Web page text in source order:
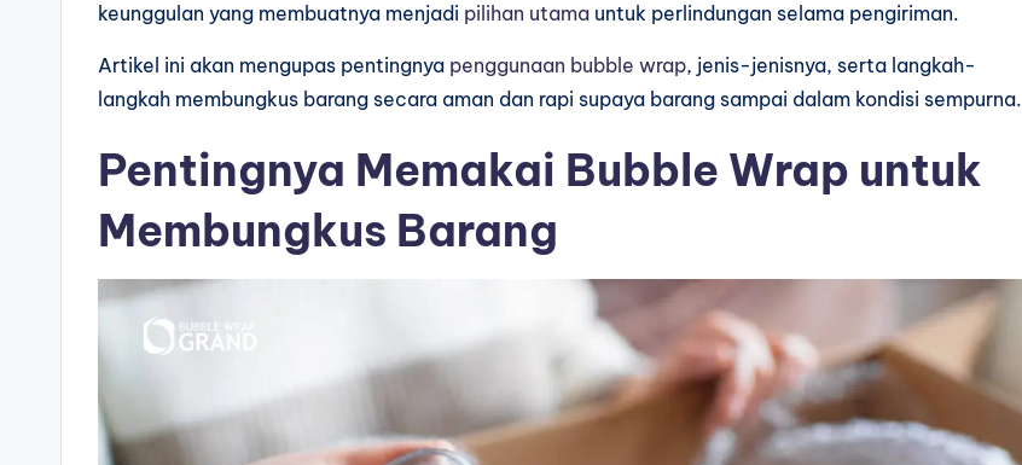
keunggulan yang membuatnya menjadi pilihan utama untuk perlindungan selama pengiriman.
Artikel ini akan mengupas pentingnya penggunaan bubble wrap, jenis-jenisnya, serta langkah-
langkah membungkus barang secara aman dan rapi supaya barang sampai dalam kondisi sempurna.
Pentingnya Memakai Bubble Wrap untuk
Membungkus Barang